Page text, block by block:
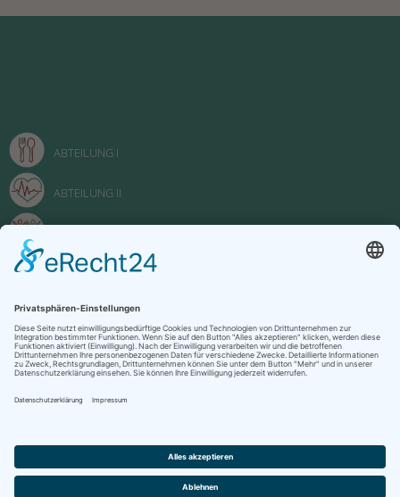
ABTEILUNG I
ABTEILUNG II
FACHOBERSCHULE
Impressum
Datenschutzerklärung
Kontakt
Oberstufenzentrum "Johanna Just" Potsdam 2022